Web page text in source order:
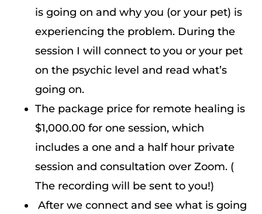
is going on and why you (or your pet) is
experiencing the problem. During the
session I will connect to you or your pet
on the psychic level and read what’s
going on.
The package price for remote healing is
$1,000.00 for one session, which
includes a one and a half hour private
session and consultation over Zoom. (
The recording will be sent to you!)
After we connect and see what is going